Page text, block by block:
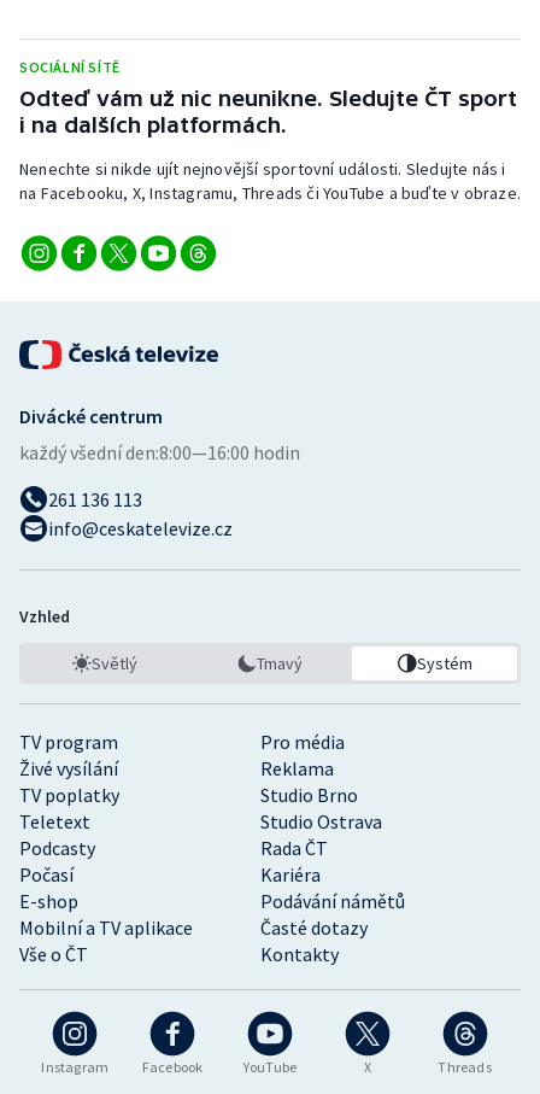
Triatlon
Vodní slalom
Volejbal
SOCIÁLNÍ SÍTĚ
Odteď vám už nic neunikne. Sledujte ČT sport
i na dalších platformách.
Nenechte si nikde ujít nejnovější sportovní události. Sledujte nás i
na Facebooku, X, Instagramu, Threads či YouTube a buďte v obraze.
Instagram Facebook YouTube X Threads
TV program
Pro média
Živé vysílání
Reklama
TV poplatky
Studio Brno
Teletext
Studio Ostrava
Podcasty
Rada ČT
Počasí
Kariéra
E-shop
Podávání námětů
Mobilní a TV aplikace
Časté dotazy
Vše o ČT
Kontakty
Divácké centrum
každý všední den:8:00—16:00 hodin
261 136 113
info@ceskatelevize.cz
Vzhled
Světlý Tmavý Systém